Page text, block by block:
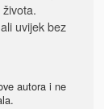
uvijek bez
autora i ne